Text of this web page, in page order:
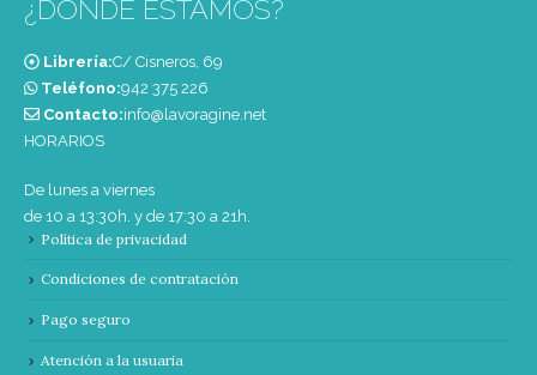
¿DONDE ESTAMOS?
Librería:C/ Cisneros, 69
Teléfono:‭942 375 226‬
Contacto:info@lavoragine.net
HORARIOS
De lunes a viernes
de 10 a 13:30h. y de 17:30 a 21h.
Política de privacidad
Condiciones de contratación
Pago seguro
Atención a la usuaria